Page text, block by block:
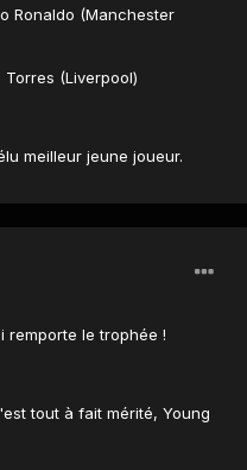
Ronaldo (Manchester
(Liverpool)
meilleur jeune joueur.
remporte le trophée !
tout à fait mérité, Young